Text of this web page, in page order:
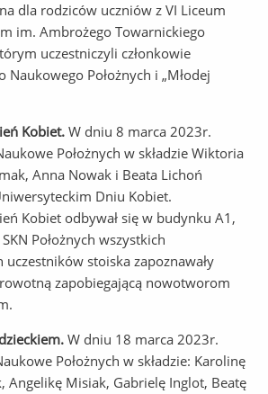
dla rodziców uczniów z VI Liceum
im. Ambrożego Towarnickiego
uczestniczyli członkowie
Naukowego Położnych i „Młodej
Kobiet. W dniu 8 marca 2023r.
Położnych w składzie Wiktoria
Anna Nowak i Beata Lichoń
Dniu Kobiet.
Kobiet odbywał się w budynku A1,
Położnych wszystkich
stoiska zapoznawały
zapobiegającą nowotworom
W dniu 18 marca 2023r.
Położnych w składzie: Karolinę
Angelikę Misiak, Gabrielę Inglot, Beatę